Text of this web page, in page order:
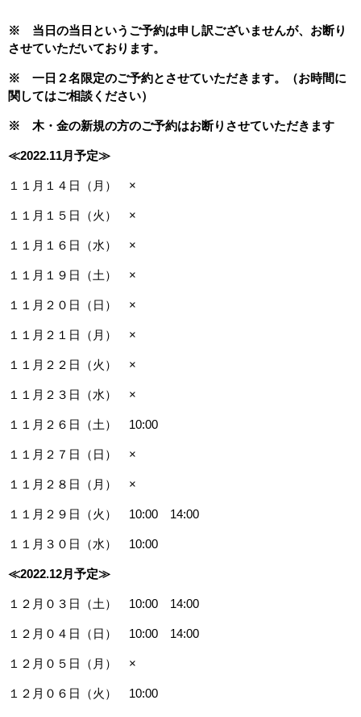
※ 当日の当日というご予約は申し訳ございませんが、お断り
させていただいております。
※ 一日２名限定のご予約とさせていただきます。（お時間に
関してはご相談ください）
※ 木・金の新規の方のご予約はお断りさせていただきます
≪2022.11月予定≫
１１月１４日（月） ×
１１月１５日（火） ×
１１月１６日（水） ×
１１月１９日（土） ×
１１月２０日（日） ×
１１月２１日（月） ×
１１月２２日（火） ×
１１月２３日（水） ×
１１月２６日（土） 10:00
１１月２７日（日） ×
１１月２８日（月） ×
１１月２９日（火） 10:00 14:00
１１月３０日（水） 10:00
≪2022.12月予定≫
１２月０３日（土） 10:00 14:00
１２月０４日（日） 10:00 14:00
１２月０５日（月） ×
１２月０６日（火） 10:00